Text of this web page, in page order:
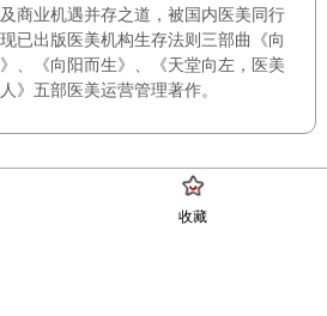
商业机遇并存之道，被国内医美同行
已出版医美机构生存法则三部曲《向
、《向阳而生》、《天堂向左，医美
》五部医美运营管理著作。
收藏